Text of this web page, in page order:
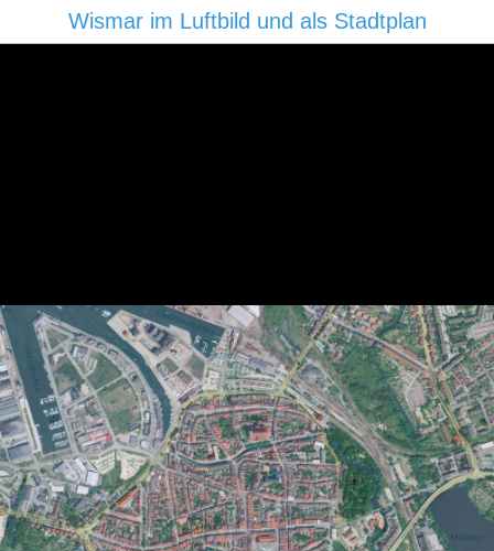
Wismar im Luftbild und als Stadtplan